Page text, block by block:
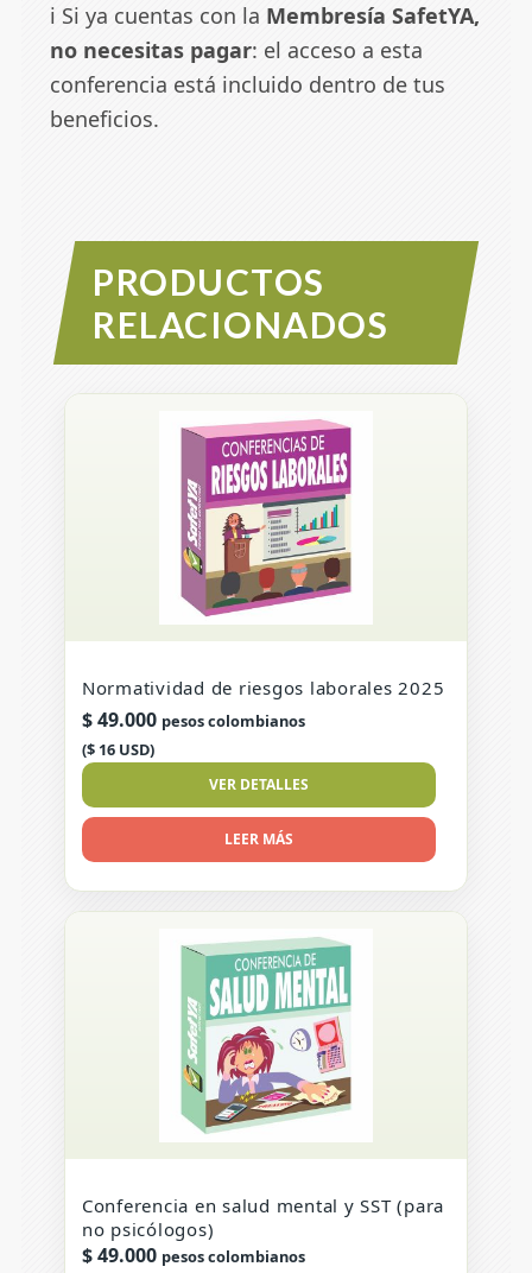
ℹ️ Si ya cuentas con la Membresía SafetYA,
no necesitas pagar: el acceso a esta
conferencia está incluido dentro de tus
beneficios.
PRODUCTOS
RELACIONADOS
Normatividad de riesgos laborales 2025
$49.000 pesos colombianos
($ 16 USD)
VER DETALLES
LEER MÁS
Conferencia en salud mental y SST (para
no psicólogos)
$49.000 pesos colombianos